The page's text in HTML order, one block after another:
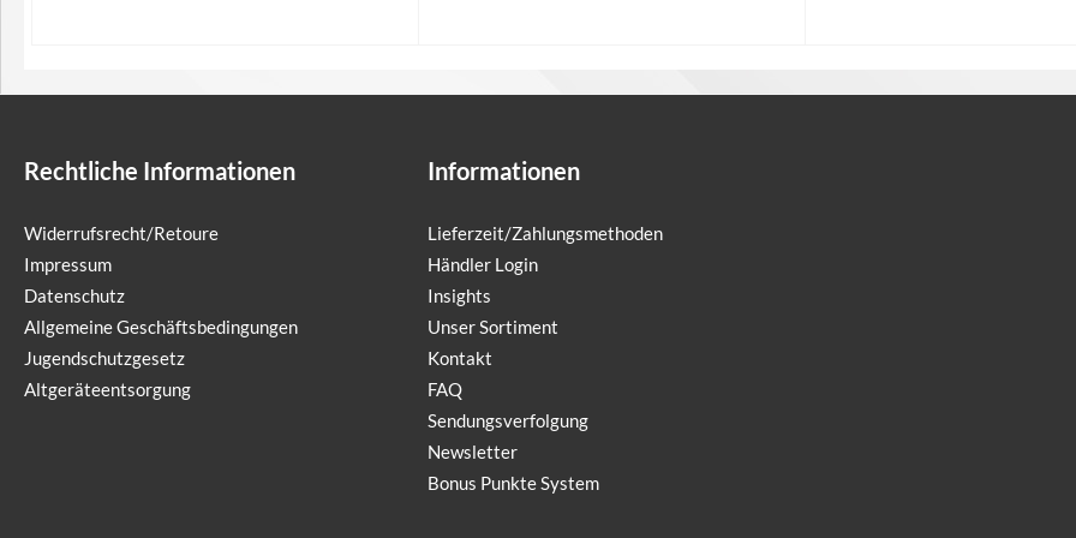
Rechtliche Informationen
Widerrufsrecht/Retoure
Impressum
Datenschutz
Allgemeine Geschäftsbedingungen
Jugendschutzgesetz
Altgeräteentsorgung
Informationen
Lieferzeit/Zahlungsmethoden
Händler Login
Insights
Unser Sortiment
Kontakt
FAQ
Sendungsverfolgung
Newsletter
Bonus Punkte System